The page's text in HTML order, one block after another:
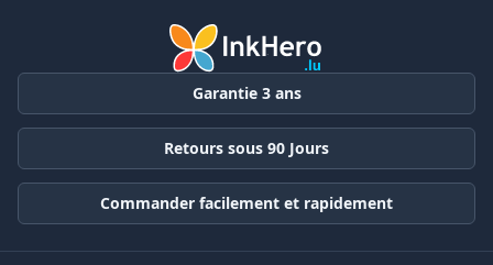
Garantie 3 ans
Retours sous 90 Jours
Commander facilement et rapidement